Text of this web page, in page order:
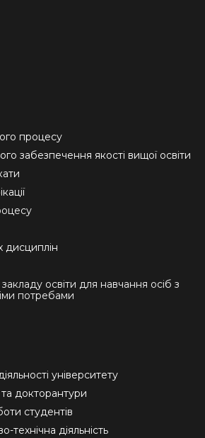
процесу
забезпечення якості вищої освіти
дисциплін
освіти для навчання осіб з
потребами
університету
та докторантури
студентів
технічна діяльність